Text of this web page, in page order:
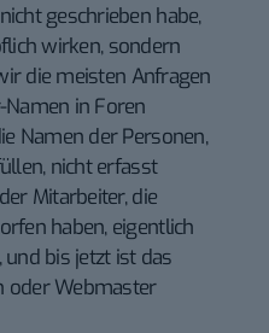
geschrieben habe,
wirken, sondern
die meisten Anfragen
Namen in Foren
Namen der Personen,
nicht erfasst
Mitarbeiter, die
haben, eigentlich
und bis jetzt ist das
oder Webmaster